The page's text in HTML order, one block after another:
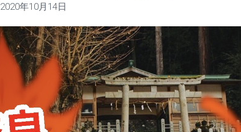
2020年10月14日